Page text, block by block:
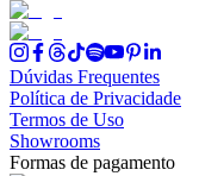
Dúvidas Frequentes
Política de Privacidade
Termos de Uso
Showrooms
Formas de pagamento